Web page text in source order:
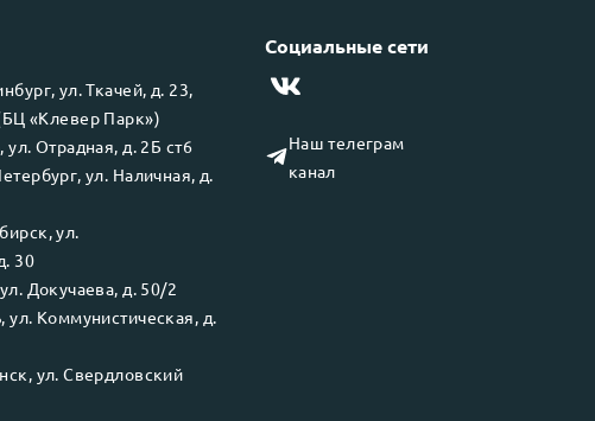
, ул.Ткачей, д. 23,
«Клевер Парк»)
, ул. Отрадная, д. 2Б ст6
, ул. Наличная, д.
, ул.
30
Докучаева, д. 50/2
, ул. Коммунистическая, д.
, ул.Свердловский
Социальные сети
Наш телеграм
канал